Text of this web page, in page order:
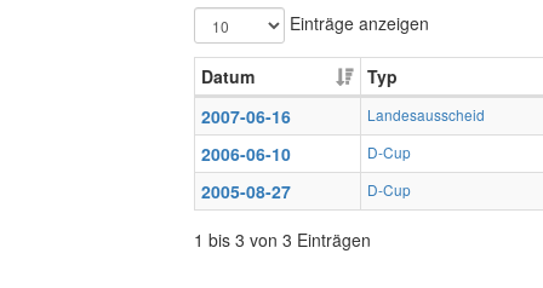
Einträge anzeigen
Datum
Typ
2007-06-16
Landesausscheid
2006-06-10 D-Cup
2005-08-27 D-Cup
1 bis 3 von 3 Einträgen